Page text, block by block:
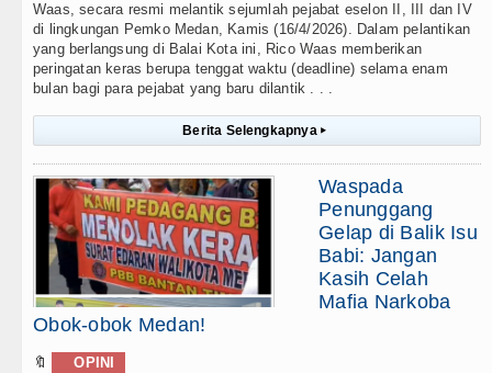
Waas, secara resmi melantik sejumlah pejabat eselon II, III dan IV
di lingkungan Pemko Medan, Kamis (16/4/2026). Dalam pelantikan
yang berlangsung di Balai Kota ini, Rico Waas memberikan
peringatan keras berupa tenggat waktu (deadline) selama enam
bulan bagi para pejabat yang baru dilantik . . .
Berita Selengkapnya ▸
Waspada
Penunggang
Gelap di Balik Isu
Babi: Jangan
Kasih Celah
Mafia Narkoba
Obok-obok Medan!
🔖 OPINI